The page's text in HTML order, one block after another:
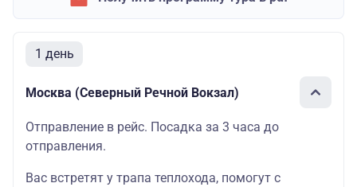
1 день
Москва (Северный Речной Вокзал)
Отправление в рейс. Посадка за 3 часа до
отправления.
Вас встретят у трапа теплохода, помогут с